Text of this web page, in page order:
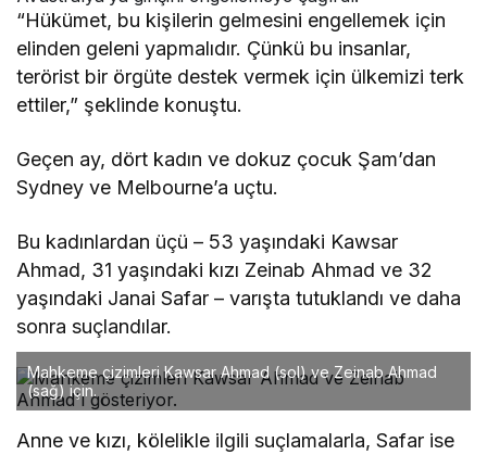
“Hükümet, bu kişilerin gelmesini engellemek için
elinden geleni yapmalıdır. Çünkü bu insanlar,
terörist bir örgüte destek vermek için ülkemizi terk
ettiler,” şeklinde konuştu.
Geçen ay, dört kadın ve dokuz çocuk Şam’dan
Sydney ve Melbourne’a uçtu.
Bu kadınlardan üçü – 53 yaşındaki Kawsar
Ahmad, 31 yaşındaki kızı Zeinab Ahmad ve 32
yaşındaki Janai Safar – varışta tutuklandı ve daha
sonra suçlandılar.
Mahkeme çizimleri Kawsar Ahmad (sol) ve Zeinab Ahmad
(sağ) için.
Anne ve kızı, kölelikle ilgili suçlamalarla, Safar ise